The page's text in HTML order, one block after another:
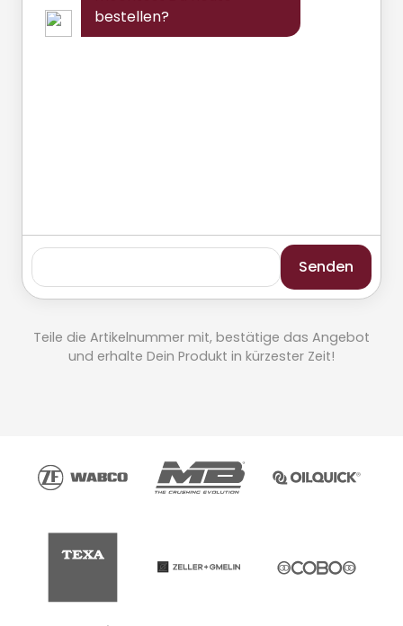
bestellen?
Senden
Teile die Artikelnummer mit, bestätige das Angebot
und erhalte Dein Produkt in kürzester Zeit!